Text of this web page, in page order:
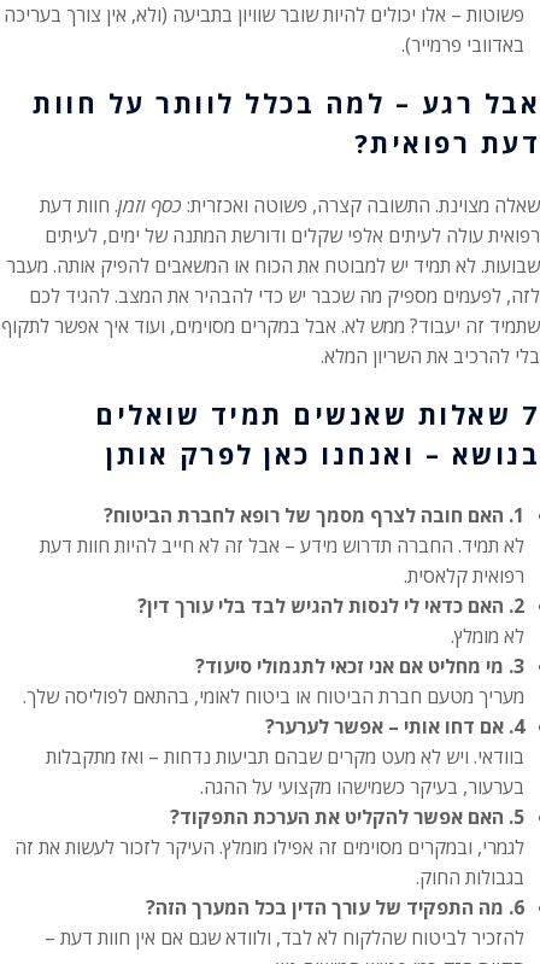
פשוטות – אלו יכולים להיות שובר שוויון בתביעה (ולא, אין צורך בעריכה
באדוובי פרמייר).
אבל רגע – למה בכלל לוותר על חוות
דעת רפואית?
שאלה מצוינת. התשובה קצרה, פשוטה ואכזרית: כסף וזמן. חוות דעת
רפואית עולה לעיתים אלפי שקלים ודורשת המתנה של ימים, לעיתים
שבועות. לא תמיד יש למבוטח את הכוח או המשאבים להפיק אותה. מעבר
לזה, לפעמים מספיק מה שכבר יש כדי להבהיר את המצב. להגיד לכם
שתמיד זה יעבוד? ממש לא. אבל במקרים מסוימים, ועוד איך אפשר לתקוף
בלי להרכיב את השריון המלא.
7 שאלות שאנשים תמיד שואלים
בנושא – ואנחנו כאן לפרק אותן
1. האם חובה לצרף מסמך של רופא לחברת הביטוח?
לא תמיד. החברה תדרוש מידע – אבל זה לא חייב להיות חוות דעת
רפואית קלאסית.
2. האם כדאי לי לנסות להגיש לבד בלי עורך דין?
לא מומלץ.
3. מי מחליט אם אני זכאי לתגמולי סיעוד?
מעריך מטעם חברת הביטוח או ביטוח לאומי, בהתאם לפוליסה שלך.
4. אם דחו אותי – אפשר לערער?
בוודאי. ויש לא מעט מקרים שבהם תביעות נדחות – ואז מתקבלות
בערעור, בעיקר כשמישהו מקצועי על ההגה.
5. האם אפשר להקליט את הערכת התפקוד?
לגמרי, ובמקרים מסוימים זה אפילו מומלץ. העיקר לזכור לעשות את זה
בגבולות החוק.
6. מה התפקיד של עורך הדין בכל המערך הזה?
להזכיר לביטוח שהלקוח לא לבד, ולוודא שגם אם אין חוות דעת –